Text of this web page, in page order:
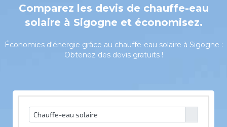
Comparez les devis de chauffe-eau
solaire à Sigogne et économisez.
Économies d'énergie grâce au chauffe-eau solaire à Sigogne :
Obtenez des devis gratuits !